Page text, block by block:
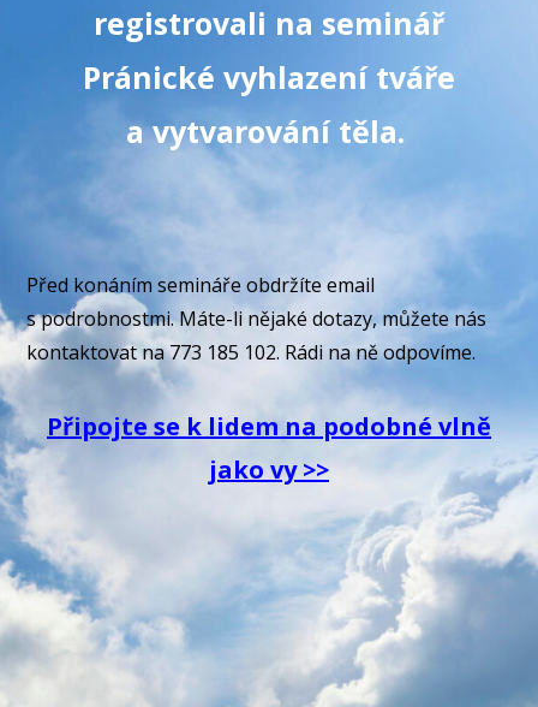
registrovali na seminář
Pránické vyhlazení tváře
a vytvarování těla.
Před konáním semináře obdržíte email
s podrobnostmi. Máte-li nějaké dotazy, můžete nás
kontaktovat na 773 185 102. Rádi na ně odpovíme.
Připojte se k lidem na podobné vlně
jako vy>>